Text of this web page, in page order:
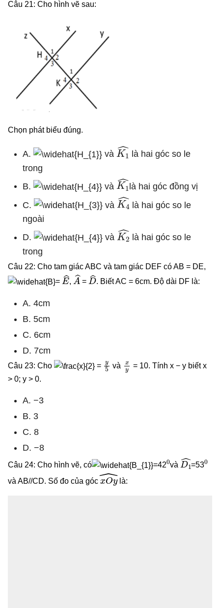
Câu 21: Cho hình vẽ sau:
Chọn phát biểu đúng.
A. và K1 ^là hai góc so le
trong
B.
và K1^
là hai góc đồng vị
C.
và K4 ^là hai góc so le
ngoài
D.
và K2 ^là hai góc so le
trong
Câu 22: Cho tam giác ABC và tam giác DEF có AB = DE,
=
E^
,
A^
=
D^
. Biết AC = 6cm. Độ dài DF là:
A. 4cm
B. 5cm
C. 6cm
D. 7cm
Câu 23: Cho =
y5
và
xy
= 10. Tính x − y biết x
> 0; y > 0.
A. −3
B. 3
C. 8
D. −8
Câu 24: Cho hình vẽ, có =42
0
và
D1 ^
=53
0
và AB//CD. Số đo của góc
xOy^
là: